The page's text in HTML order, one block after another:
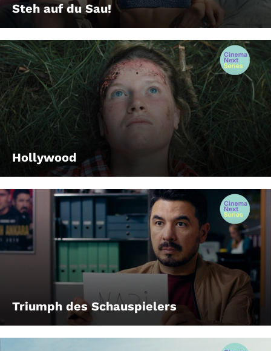
Steh auf du Sau!
Hollywood
Triumph des Schauspielers